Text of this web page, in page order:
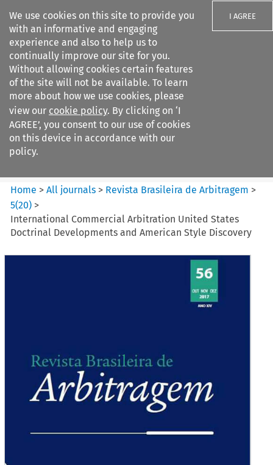
We use cookies on this site to provide you
with an informative and engaging
experience and also to help us to
continually improve our site for you.
Without allowing cookies certain features
of the site will not be available. To learn
more about how we use cookies, please
view our cookie policy. By clicking on ‘I
AGREE’, you consent to our use of cookies
on this device in accordance with our
policy.
I AGREE
Search filters
Revista Brasileira de
Arbitragem
Home >All journals > Revista Brasileira de Arbitragem >
5(20) >
International Commercial Arbitration United States
Doctrinal Developments and American Style Discovery